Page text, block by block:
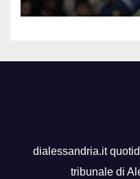
dialessandria.it
tribunale di